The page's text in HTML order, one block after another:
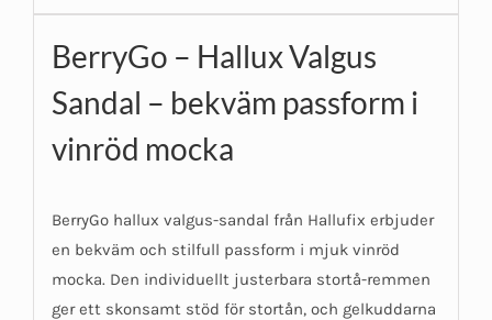
BerryGo – Hallux Valgus
Sandal – bekväm passform i
vinröd mocka
BerryGo hallux valgus-sandal från Hallufix erbjuder
en bekväm och stilfull passform i mjuk vinröd
mocka. Den individuellt justerbara stortå-remmen
ger ett skonsamt stöd för stortån, och gelkuddarna